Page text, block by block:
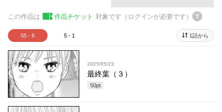
この作品は 作品チケット 対象です（ログインが必要です）
55 - 6 5 - 1 1話から
2025/05/23
最終葉（３）
50pt